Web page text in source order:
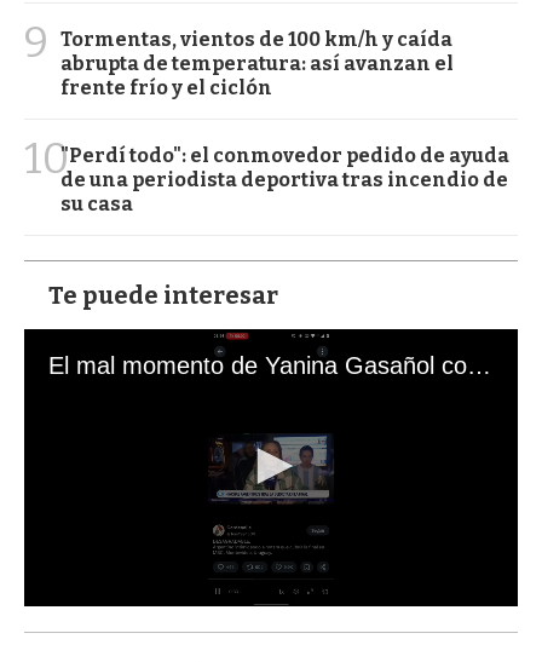
9
Tormentas, vientos de 100 km/h y caída
abrupta de temperatura: así avanzan el
frente frío y el ciclón
10"Perdí todo": el conmovedor pedido de ayuda
de una periodista deportiva tras incendio de
su casa
Te puede interesar
El mal momento de Yanina Gasañol con un hincha argentino en "Subrayado"
s